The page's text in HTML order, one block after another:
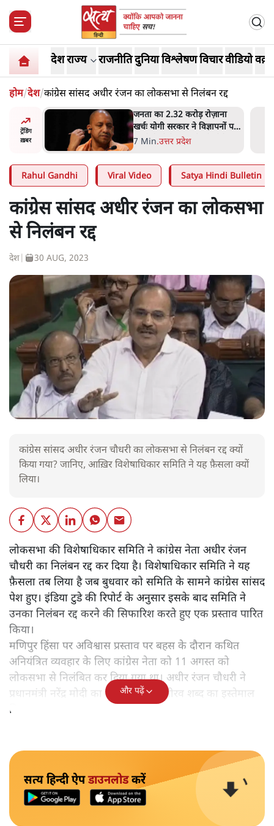
देशराज्य राजनीतिदुनियाविश्लेषणविचारवीडियो
होम/देश/कांग्रेस सांसद अधीर रंजन का लोकसभा से निलंबन रद्द
ट्रेंडिंग
ख़बर
जनता का 2.32 करोड़ रोज़ाना
खर्चः योगी सरकार ने विज्ञापनों पर
उड़ाने में मोदी 3.0 को भी पीछे
7 Min.उत्तर प्रदेश
Rahul Gandhi Viral Video Satya Hindi Bulletin
कांग्रेस सांसद अधीर रंजन का लोकसभा
से निलंबन रद्द
देश 30 AUG, 2023
कांग्रेस सांसद अधीर रंजन चौधरी का लोकसभा से निलंबन रद्द क्यों
किया गया? जानिए, आख़िर विशेषाधिकार समिति ने यह फ़ैसला क्यों
लिया।
लोकसभा की विशेषाधिकार समिति ने कांग्रेस नेता अधीर रंजन
चौधरी का निलंबन रद्द कर दिया है। विशेषाधिकार समिति ने यह
फ़ैसला तब लिया है जब बुधवार को समिति के सामने कांग्रेस सांसद
पेश हुए। इंडिया टुडे की रिपोर्ट के अनुसार इसके बाद समिति ने
उनका निलंबन रद्द करने की सिफारिश करते हुए एक प्रस्ताव पारित
किया।
मणिपुर हिंसा पर अविश्वास प्रस्ताव पर बहस के दौरान कथित
अनियंत्रित व्यवहार के लिए कांग्रेस नेता को 11 अगस्त को
लोकसभा से निलंबित कर दिया गया था। अधीर रंजन चौधरी ने
प्रधानमंत्री नरेंद्र मोदी का ज़िक्र करते हुए नीरव शब्द का इस्तेमाल
किया था।
और पढ़ें
सत्य हिन्दी ऐपडाउनलोडकरें